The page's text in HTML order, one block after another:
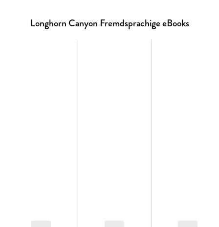
Longhorn Canyon Fremdsprachige eBooks